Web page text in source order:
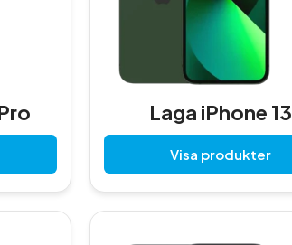
Laga iPhone 13
Visa produkter